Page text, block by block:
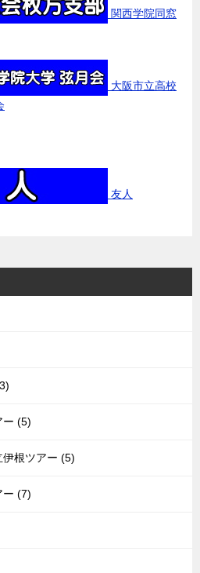
関西学院同窓
大阪市立高校
友人
ー (5)
根ツアー (5)
ー (7)